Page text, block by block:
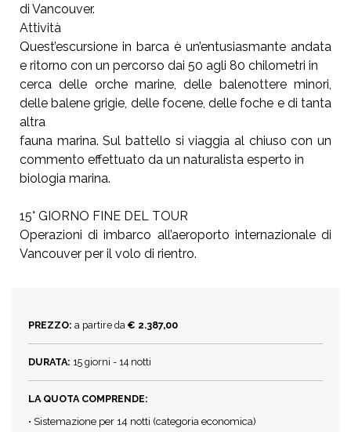
di Vancouver.
Attività
Quest’escursione in barca è un’entusiasmante andata
e ritorno con un percorso dai 50 agli 80 chilometri in
cerca delle orche marine, delle balenottere minori,
delle balene grigie, delle focene, delle foche e di tanta
altra
fauna marina. Sul battello si viaggia al chiuso con un
commento effettuato da un naturalista esperto in
biologia marina.
15° GIORNO FINE DEL TOUR
Operazioni di imbarco all’aeroporto internazionale di
Vancouver per il volo di rientro.
PREZZO: a partire da € 2.387,00
DURATA: 15 giorni - 14 notti
LA QUOTA COMPRENDE:
• Sistemazione per 14 notti (categoria economica)